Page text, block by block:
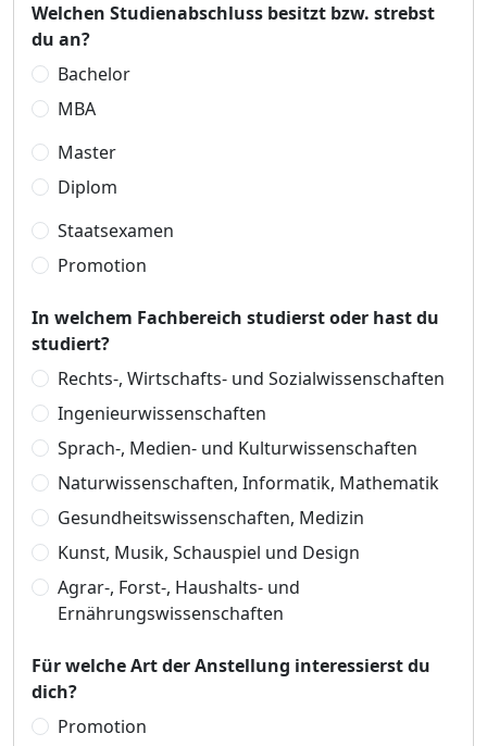
Welchen Studienabschluss besitzt bzw. strebst
du an?
Bachelor
MBA
Master
Diplom
Staatsexamen
Promotion
In welchem Fachbereich studierst oder hast du
studiert?
Rechts-, Wirtschafts- und Sozialwissenschaften
Ingenieurwissenschaften
Sprach-, Medien- und Kulturwissenschaften
Naturwissenschaften, Informatik, Mathematik
Gesundheitswissenschaften, Medizin
Kunst, Musik, Schauspiel und Design
Agrar-, Forst-, Haushalts- und
Ernährungswissenschaften
Für welche Art der Anstellung interessierst du
dich?
Promotion